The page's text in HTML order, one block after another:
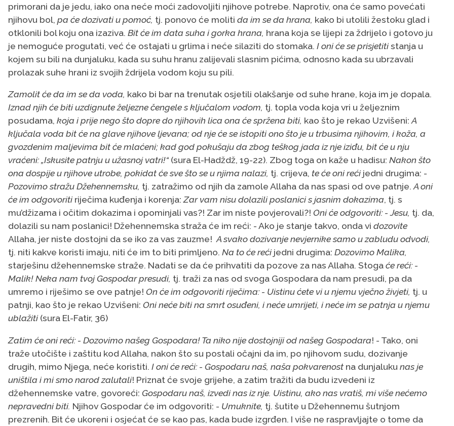
primorani da je jedu, iako ona neće moći zadovoljiti njihove potrebe. Naprotiv, ona će samo povećati
njihovu bol, pa će dozivati u pomoć, tj. ponovo će moliti da im se da hrana, kako bi utolili žestoku glad i
otklonili bol koju ona izaziva. Bit će im data suha i gorka hrana, hrana koja se lijepi za ždrijelo i gotovo ju
je nemoguće progutati, već će ostajati u grlima i neće silaziti do stomaka. I oni će se prisjetitistanja u
kojem su bili na dunjaluku, kada su suhu hranu zalijevali slasnim pićima, odnosno kada su ubrzavali
prolazak suhe hrani iz svojih ždrijela vodom koju su pili.
Zamolit će da im se da voda, kako bi bar na trenutak osjetili olakšanje od suhe hrane, koja im je dopala.
Iznad njih će biti uzdignute željezne čengele s ključalom vodom, tj. topla voda koja vri u željeznim
posudama, koja i prije nego što dopre do njihovih lica ona će spržena biti, kao što je rekao Uzvišeni:A
ključala voda bit će na glave njihove ljevana; od nje će se istopiti ono što je u trbusima njihovim, i koža, a
gvozdenim maljevima bit će mlaćeni; kad god pokušaju da zbog teškog jada iz nje iziđu, bit će u nju
vraćeni: „Iskusite patnju u užasnoj vatri!“ (sura El-Hadždž, 19-22). Zbog toga on kaže u hadisu: Nakon što
ona dospije u njihove utrobe, pokidat će sve što se u njima nalazi, tj. crijeva, te će oni rećijedni drugima: -
Pozovimo stražu Džehennemsku, tj. zatražimo od njih da zamole Allaha da nas spasi od ove patnje.A oni
će im odgovoritiriječima kuđenja i korenja:Zar vam nisu dolazili poslanici s jasnim dokazima, tj. s
mu’džizama i očitim dokazima i opominjali vas?! Zar im niste povjerovali?! Oni će odgovoriti: - Jesu, tj. da,
dolazili su nam poslanici! Džehennemska straža će im reći: - Ako je stanje takvo, onda vi dozovite
Allaha, jer niste dostojni da se iko za vas zauzme! A svako dozivanje nevjernike samo u zabludu odvodi,
tj. niti kakve koristi imaju, niti će im to biti primljeno. Na to će rećijedni drugima: Dozovimo Malika,
starješinu džehennemske straže. Nadati se da će prihvatiti da pozove za nas Allaha. Stogaće reći: -
Malik! Neka nam tvoj Gospodar presudi, tj. traži za nas od svoga Gospodara da nam presudi, pa da
umremo i riješimo se ove patnje! On će im odgovoriti riječima: - Uistinu ćete vi u njemu vječno živjeti, tj. u
patnji, kao što je rekao Uzvišeni: Oni neće biti na smrt osuđeni, i neće umrijeti, i neće im se patnja u njemu
ublažiti(sura El-Fatir, 36)
Zatim će oni reći: - Dozovimo našeg Gospodara! Ta niko nije dostojniji od našeg Gospodara! - Tako, oni
traže utočište i zaštitu kod Allaha, nakon što su postali očajni da im, po njihovom sudu, dozivanje
drugih, mimo Njega, neće koristiti. I oni će reći: - Gospodaru naš, naša pokvarenost na dunjaluku nas je
uništila i mi smo narod zalutali! Priznat će svoje grijehe, a zatim tražiti da budu izvedeni iz
džehennemske vatre, govoreći: Gospodaru naš, izvedi nas iz nje. Uistinu, ako nas vratiš, mi više nećemo
nepravedni biti. Njihov Gospodar će im odgovoriti: - Umuknite, tj. šutite u Džehennemu šutnjom
prezrenih. Bit će ukoreni i osjećat će se kao pas, kada bude izgrđen. I više ne raspravljajte o tome da